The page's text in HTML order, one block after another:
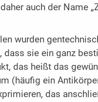
auch der Name
wurden
dass sie ein ganz
das heißt das
(häufig ein
das